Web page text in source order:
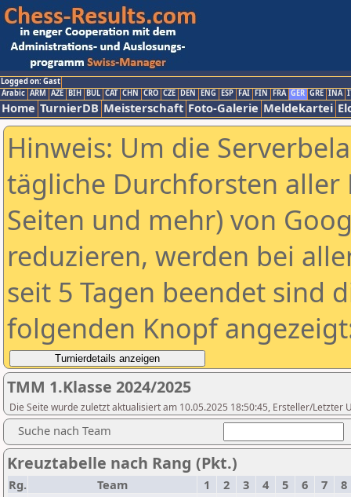
Logged on: Gast
Arabic ARM AZE BIH BUL CAT CHN CRO CZE DEN ENG ESP FAI FIN FRA GER GRE INA
Home TurnierDB Meisterschaft Foto-Galerie Meldekartei
Hinweis: Um die
tägliche Durchforsten aller
Seiten und mehr) von
reduzieren, werden bei
seit 5 Tagen beendet sind
folgenden Knopf
TMM 1.Klasse 2024/2025
Die Seite wurde zuletzt aktualisiert am 10.05.2025 18:50:45, Ersteller/Letzter
Suche nach Team
Kreuztabelle nach Rang (Pkt.)
Rg. Team 1 2 3 4 5 6 7
8